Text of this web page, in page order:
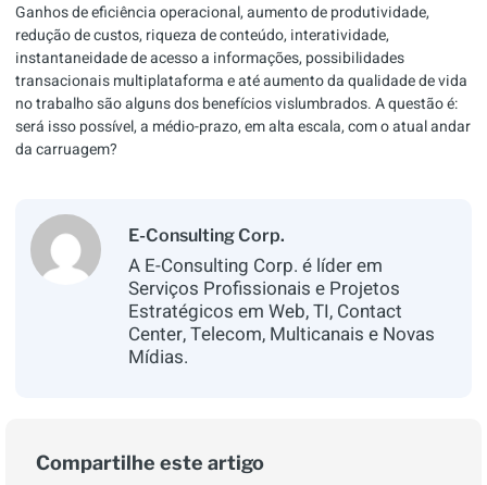
Ganhos de eficiência operacional, aumento de produtividade,
redução de custos, riqueza de conteúdo, interatividade,
instantaneidade de acesso a informações, possibilidades
transacionais multiplataforma e até aumento da qualidade de vida
no trabalho são alguns dos benefícios vislumbrados. A questão é:
será isso possível, a médio-prazo, em alta escala, com o atual andar
da carruagem?
E-Consulting Corp.
A E-Consulting Corp. é líder em
Serviços Profissionais e Projetos
Estratégicos em Web, TI, Contact
Center, Telecom, Multicanais e Novas
Mídias.
Compartilhe este artigo